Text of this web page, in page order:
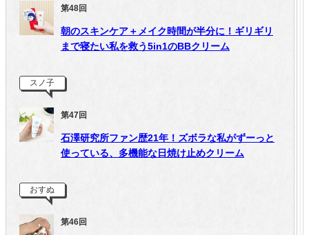
第48回
朝のスキンケア＋メイク時間が半分に！ギリギリ
まで寝たい私を救う5in1のBBクリーム
スノ子
第47回
石澤研究所ファン歴21年！ズボラな私がずーっと
使っている、多機能な日焼け止めクリーム
おすぬ
第46回